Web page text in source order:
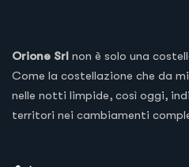
Orione Srl non è solo una
Come la costellazione che da
nelle notti limpide, così oggi,
territori nei cambiamenti